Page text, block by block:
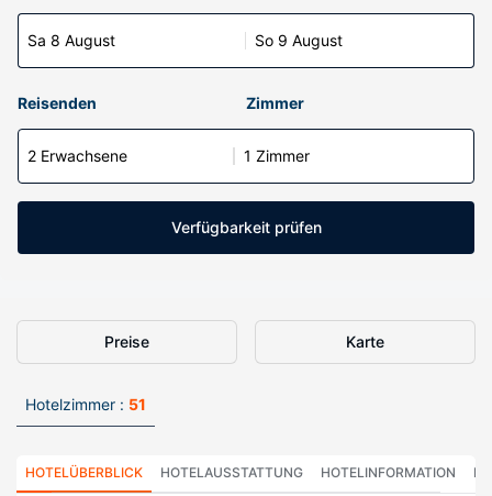
Sa 8 August So 9 August
Reisenden Zimmer
2 Erwachsene 1 Zimmer
Verfügbarkeit prüfen
Preise Karte
Hotelzimmer : 51
HOTELÜBERBLICK HOTELAUSSTATTUNG HOTELINFORMATION